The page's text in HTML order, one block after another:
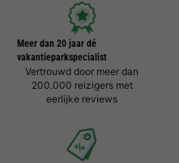
Meer dan 20 jaar dé
vakantieparkspecialist
Vertrouwd door meer dan
200.000 reizigers met
eerlijke reviews